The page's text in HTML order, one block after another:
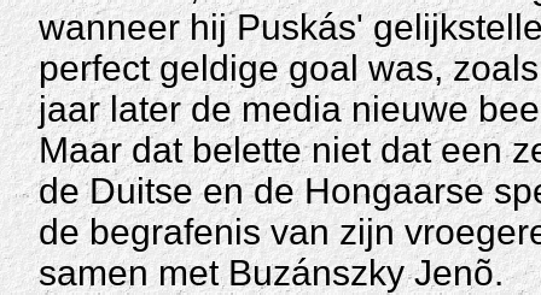
wanneer hij Puskás'
perfect geldige goal was,
jaar later de media nieuwe
Maar dat belette niet dat een
de Duitse en de Hongaarse
de begrafenis van zijn
samen met Buzánszky Jenõ.